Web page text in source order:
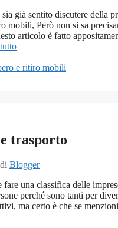
già sentito discutere della
mobili, Però non si sa
articolo è fatto
e ritiro mobili
trasporto
di Blogger
fare una classifica delle
perché sono tanti per
ma certo è che se